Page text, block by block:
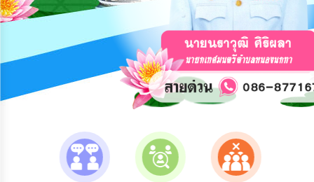
การ
ปฏิสัมพันธ์
ฟัง
ความ
ยุทธศาสตร์/